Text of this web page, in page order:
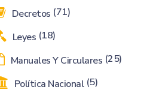
Decretos (71)
Leyes (18)
Manuales Y Circulares (25)
Política Nacional (5)